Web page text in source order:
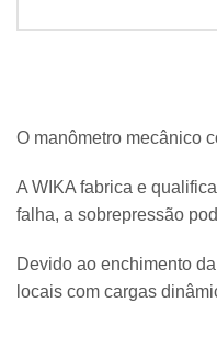
O manômetro mecânico
A WIKA fabrica e
falha, a sobrepressão
Devido ao enchimento
locais com cargas